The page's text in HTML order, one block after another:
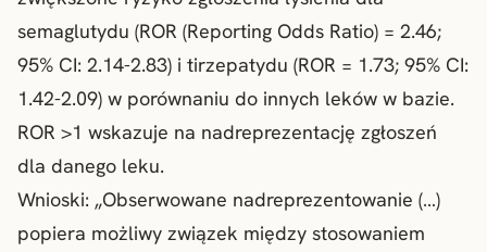
semaglutydu (ROR (Reporting Odds Ratio) = 2.46;
95% CI: 2.14-2.83) i tirzepatydu (ROR = 1.73; 95% CI:
1.42-2.09) w porównaniu do innych leków w bazie.
ROR >1 wskazuje na nadreprezentację zgłoszeń
dla danego leku.
Wnioski: „Obserwowane nadreprezentowanie (…)
popiera możliwy związek między stosowaniem